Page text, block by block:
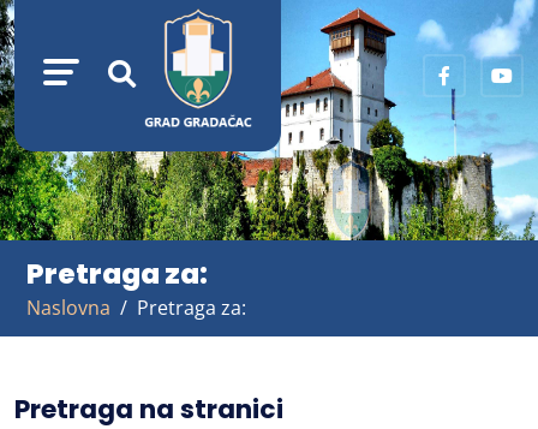
Pretraga za:
Naslovna Pretraga za:
Pretraga na stranici